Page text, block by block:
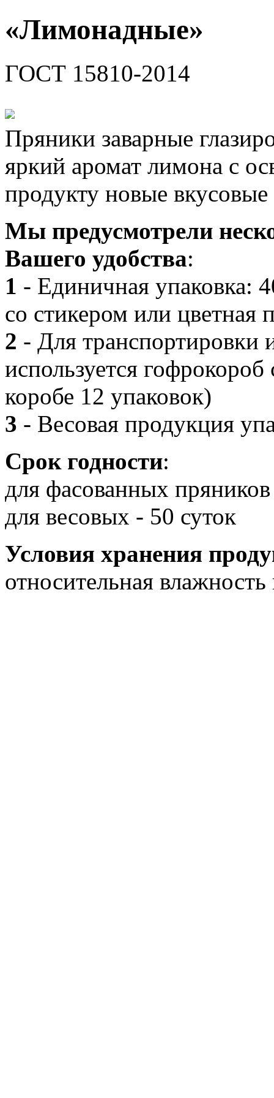
«Лимонадные»
ГОСТ 15810-2014
Пряники заварные
яркий аромат лимона с
продукту новые
Мы предусмотрели
Вашего удобства:
1 - Единичная упаковка:
со стикером или цветная
2 - Для транспортировки
используется
коробе 12 упаковок)
3 - Весовая продукция
Срок годности:
для фасованных
для весовых - 50 суток
Условия хранения
относительная